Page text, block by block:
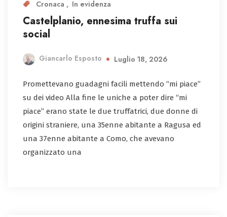
Cronaca In evidenza
Castelplanio, ennesima truffa sui
social
Giancarlo Esposto Luglio 18, 2026
Promettevano guadagni facili mettendo “mi piace”
su dei video Alla fine le uniche a poter dire “mi
piace” erano state le due truffatrici, due donne di
origini straniere, una 35enne abitante a Ragusa ed
una 37enne abitante a Como, che avevano
organizzato una